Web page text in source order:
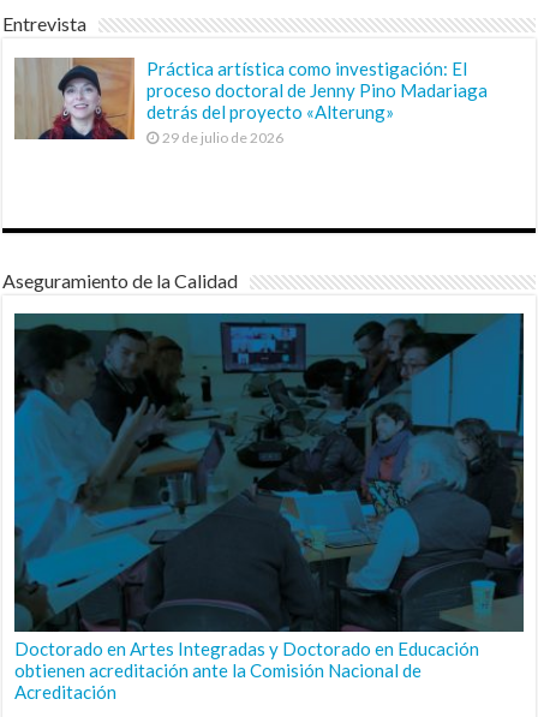
Entrevista
Práctica artística como investigación: El
proceso doctoral de Jenny Pino Madariaga
detrás del proyecto «Alterung»
29 de julio de 2026
Aseguramiento de la Calidad
Doctorado en Artes Integradas y Doctorado en Educación
obtienen acreditación ante la Comisión Nacional de
Acreditación